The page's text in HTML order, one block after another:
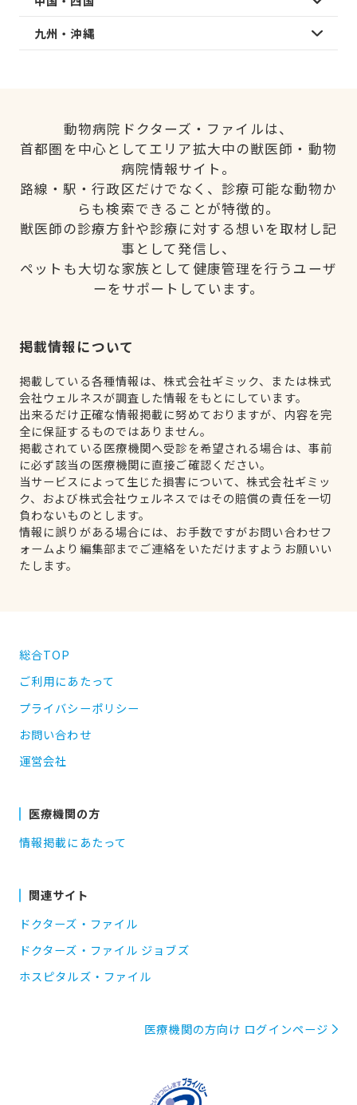
九州・沖縄
動物病院ドクターズ・ファイルは、
首都圏を中心としてエリア拡大中の獣医師・動物
病院情報サイト。
路線・駅・行政区だけでなく、診療可能な動物か
らも検索できることが特徴的。
獣医師の診療方針や診療に対する想いを取材し記
事として発信し、
ペットも大切な家族として健康管理を行うユーザ
ーをサポートしています。
掲載情報について
掲載している各種情報は、株式会社ギミック、または株式
会社ウェルネスが調査した情報をもとにしています。
出来るだけ正確な情報掲載に努めておりますが、内容を完
全に保証するものではありません。
掲載されている医療機関へ受診を希望される場合は、事前
に必ず該当の医療機関に直接ご確認ください。
当サービスによって生じた損害について、株式会社ギミッ
ク、および株式会社ウェルネスではその賠償の責任を一切
負わないものとします。
情報に誤りがある場合には、お手数ですがお問い合わせフ
ォームより編集部までご連絡をいただけますようお願いい
たします。
総合TOP
ご利用にあたって
プライバシーポリシー
お問い合わせ
運営会社
医療機関の方
情報掲載にあたって
関連サイト
ドクターズ・ファイル
ドクターズ・ファイル ジョブズ
ホスピタルズ・ファイル
医療機関の方向け ログインページ